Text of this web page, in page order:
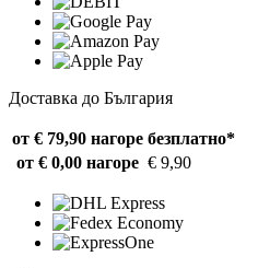
Доставка до България
от € 79,90 нагоре безплатно*
от € 0,00 нагоре € 9,90